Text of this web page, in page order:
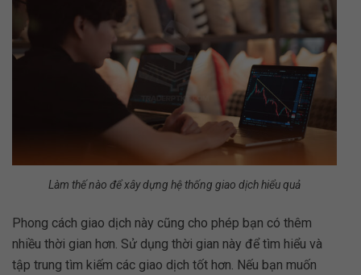
Làm thế nào để xây dựng hệ thống giao dịch hiểu quả
Phong cách giao dịch này cũng cho phép bạn có thêm
nhiều thời gian hơn. Sử dụng thời gian này để tìm hiểu và
tập trung tìm kiếm các giao dịch tốt hơn. Nếu bạn muốn